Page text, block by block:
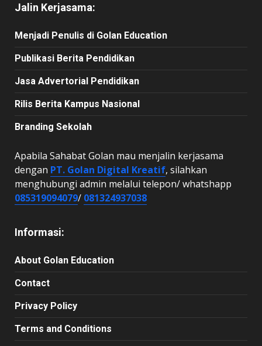
Jalin Kerjasama:
Menjadi Penulis di Golan Education
Publikasi Berita Pendidikan
Jasa Advertorial Pendidikan
Rilis Berita Kampus Nasional
Branding Sekolah
Apabila Sahabat Golan mau menjalin kerjasama
dengan PT. Golan Digital Kreatif, silahkan
menghubungi admin melalui telepon/ whatshapp
085319094079/ 081324937038
Informasi:
About Golan Education
Contact
Privacy Policy
Terms and Conditions